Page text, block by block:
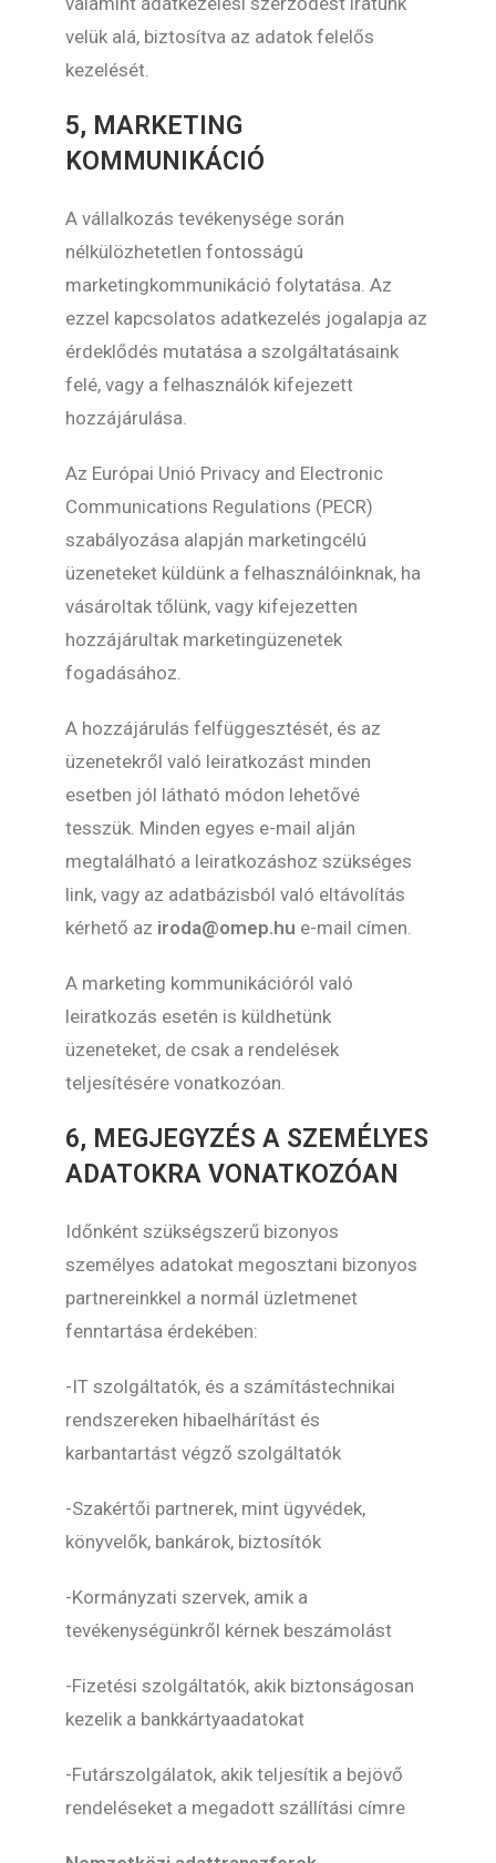
velük alá, biztosítva az adatok felelős
kezelését.
5, MARKETING
KOMMUNIKÁCIÓ
A vállalkozás tevékenysége során
nélkülözhetetlen fontosságú
marketingkommunikáció folytatása. Az
ezzel kapcsolatos adatkezelés jogalapja az
érdeklődés mutatása a szolgáltatásaink
felé, vagy a felhasználók kifejezett
hozzájárulása.
Az Európai Unió Privacy and Electronic
Communications Regulations (PECR)
szabályozása alapján marketingcélú
üzeneteket küldünk a felhasználóinknak, ha
vásároltak tőlünk, vagy kifejezetten
hozzájárultak marketingüzenetek
fogadásához.
A hozzájárulás felfüggesztését, és az
üzenetekről való leiratkozást minden
esetben jól látható módon lehetővé
tesszük. Minden egyes e-mail alján
megtalálható a leiratkozáshoz szükséges
link, vagy az adatbázisból való eltávolítás
kérhető az iroda@omep.hu e-mail címen.
A marketing kommunikációról való
leiratkozás esetén is küldhetünk
üzeneteket, de csak a rendelések
teljesítésére vonatkozóan.
6, MEGJEGYZÉS A SZEMÉLYES
ADATOKRA VONATKOZÓAN
Időnként szükségszerű bizonyos
személyes adatokat megosztani bizonyos
partnereinkkel a normál üzletmenet
fenntartása érdekében:
-IT szolgáltatók, és a számítástechnikai
rendszereken hibaelhárítást és
karbantartást végző szolgáltatók
-Szakértői partnerek, mint ügyvédek,
könyvelők, bankárok, biztosítók
-Kormányzati szervek, amik a
tevékenységünkről kérnek beszámolást
-Fizetési szolgáltatók, akik biztonságosan
kezelik a bankkártyaadatokat
-Futárszolgálatok, akik teljesítik a bejövő
rendeléseket a megadott szállítási címre